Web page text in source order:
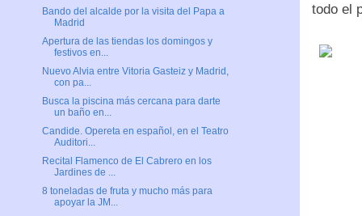
todo el
Bando del alcalde por la visita del Papa a
Madrid
Apertura de las tiendas los domingos y
festivos en...
Nuevo Alvia entre Vitoria Gasteiz y Madrid,
con pa...
Busca la piscina más cercana para darte
un baño en...
Candide. Opereta en español, en el Teatro
Auditori...
Recital Flamenco de El Cabrero en los
Jardines de ...
8 toneladas de fruta y mucho más para
apoyar la JM...